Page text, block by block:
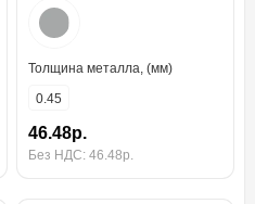
Толщина металла, (мм)
0.45
46.48р.
Без НДС: 46.48р.